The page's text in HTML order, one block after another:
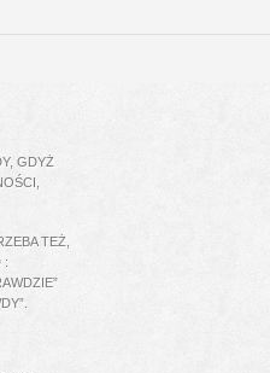
GDYŻ
TEŻ,
: